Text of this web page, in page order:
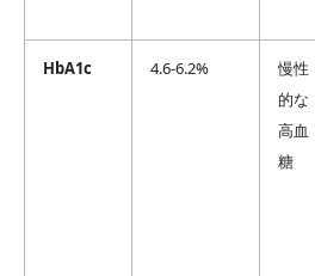
HbA1c 4.6-6.2%
慢性
的な
高血
糖